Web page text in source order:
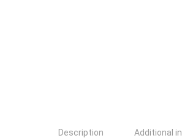
Description Additional